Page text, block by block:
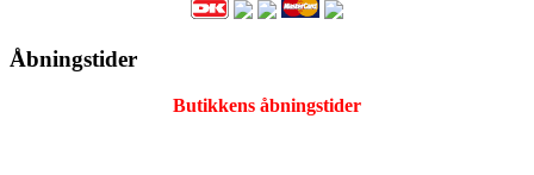
Åbningstider
Butikkens åbningstider